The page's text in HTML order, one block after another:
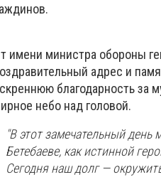
имени министра обороны
адрес и
благодарность за
небо над головой.
"В этот замечательный день
Бетебаеве, как истинной
Сегодня наш долг —